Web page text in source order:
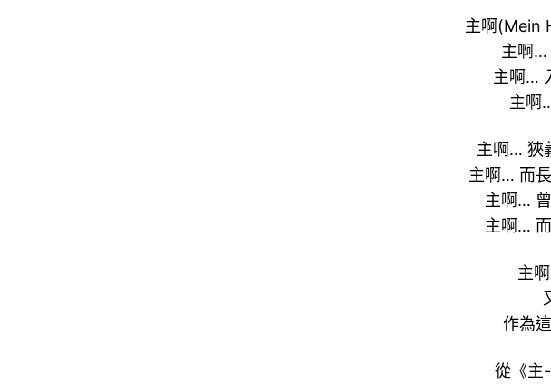
主啊(Mein
主啊…
主啊…
主啊
主啊… 狹
主啊… 而
主啊…
主啊…
主
作為
從《主